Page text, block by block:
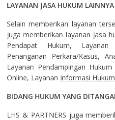
LAYANAN JASA HUKUM LAINNYA
Selain memberikan layanan
juga memberikan layanan jasa
Pendapat Hukum,
Penanganan Perkara/Kasus,
Layanan Pendampingan
Online, Layanan Informasi Hukum
BIDANG HUKUM YANG
LHS & PARTNERS juga